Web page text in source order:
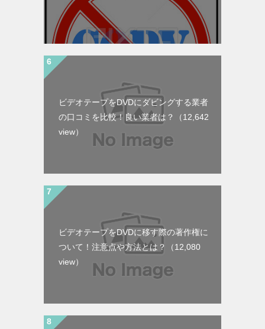
ビデオテープをDVDにダビングする業者
の口コミを比較！良い業者は？
（12,642
view）
ビデオテープをDVDに移す際の著作権に
ついて！注意点や方法とは？
（12,080
view）